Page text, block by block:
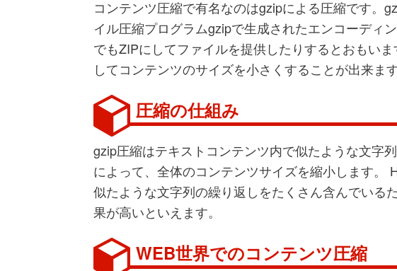
コンテンツ圧縮で有名なのはgzipによる圧縮です。
イル圧縮プログラムgzipで生成されたエンコーディ
でもZIPにしてファイルを提供したりするとおもい
してコンテンツのサイズを小さくすることが出来ます
圧縮の仕組み
gzip圧縮はテキストコンテンツ内で似たような文字
によって、全体のコンテンツサイズを縮小します。
似たような文字列の繰り返しをたくさん含んでいる
果が高いといえます。
WEB世界でのコンテンツ圧縮